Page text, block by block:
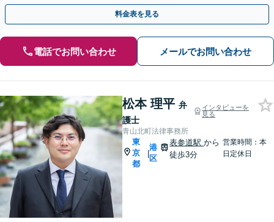
諦めずに一度ご相談ください。
料金表を見る
電話でお問い合わせ メールでお問い合わせ
松本 理平 弁
護士
インタビューを
見る
青山北町法律事務所
東
京
都
|
港
区
表参道駅から
徒歩3分
営業時間：本
日定休日